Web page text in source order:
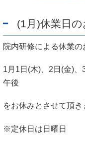
(1月)休業日
院内研修による休業の
1月1日(木)、2日(金)
午後
をお休みとさせて頂き
※定休日は日曜日